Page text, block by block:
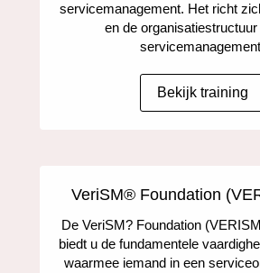
servicemanagement. Het richt
en de organisatiestructuur
Bekijk training
VeriSM® Foundation
De VeriSM? Foundation
biedt u de fundamentele
waarmee iemand in een